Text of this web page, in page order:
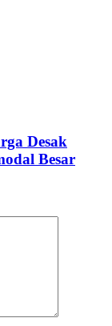
Desak
Besar